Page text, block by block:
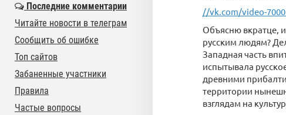
//vk.com/video-
Объясню вкратце,
русским людям?
Западная часть
испытывала
древними
территории
взглядам на
Последние комментарии
Читайте новости в телеграм
Сообщить об ошибке
Топ сайтов
Забаненные участники
Правила
Частые вопросы